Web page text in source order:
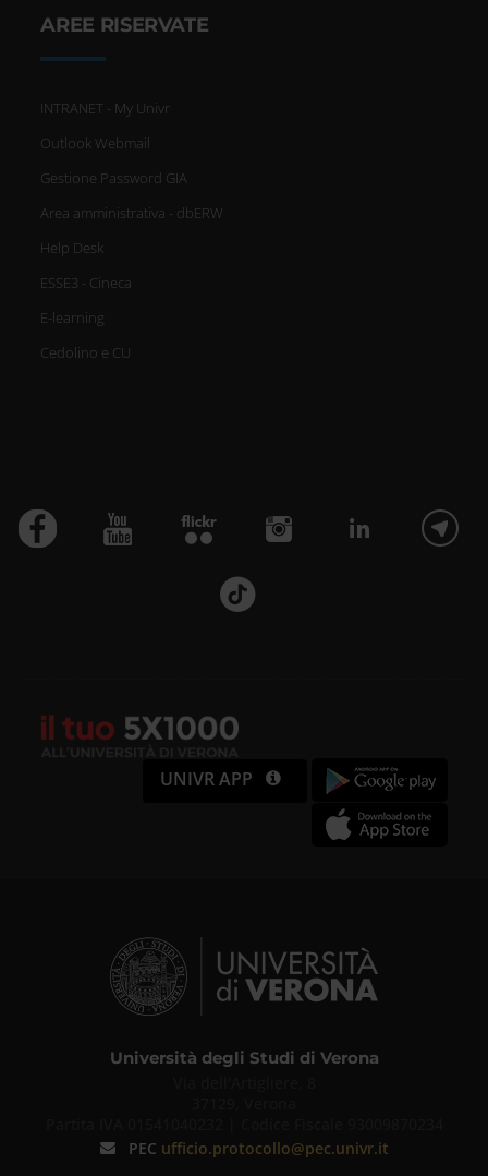
AREE RISERVATE
INTRANET - My Univr
Outlook Webmail
Gestione Password GIA
Area amministrativa - dbERW
Help Desk
ESSE3 - Cineca
E-learning
Cedolino e CU
UNIVR APP
Università degli Studi di Verona
PEC ufficio.protocollo@pec.univr.it